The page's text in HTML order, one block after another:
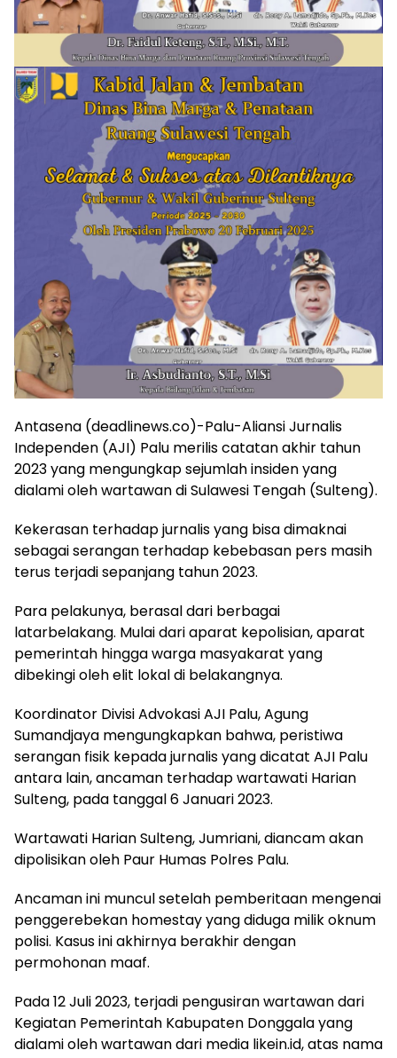
Antasena (deadlinews.co)-Palu-Aliansi Jurnalis
Independen (AJI) Palu merilis catatan akhir tahun
2023 yang mengungkap sejumlah insiden yang
dialami oleh wartawan di Sulawesi Tengah (Sulteng).
Kekerasan terhadap jurnalis yang bisa dimaknai
sebagai serangan terhadap kebebasan pers masih
terus terjadi sepanjang tahun 2023.
Para pelakunya, berasal dari berbagai
latarbelakang. Mulai dari aparat kepolisian, aparat
pemerintah hingga warga masyakarat yang
dibekingi oleh elit lokal di belakangnya.
Koordinator Divisi Advokasi AJI Palu, Agung
Sumandjaya mengungkapkan bahwa, peristiwa
serangan fisik kepada jurnalis yang dicatat AJI Palu
antara lain, ancaman terhadap wartawati Harian
Sulteng, pada tanggal 6 Januari 2023.
Wartawati Harian Sulteng, Jumriani, diancam akan
dipolisikan oleh Paur Humas Polres Palu.
Ancaman ini muncul setelah pemberitaan mengenai
penggerebekan homestay yang diduga milik oknum
polisi. Kasus ini akhirnya berakhir dengan
permohonan maaf.
Pada 12 Juli 2023, terjadi pengusiran wartawan dari
Kegiatan Pemerintah Kabupaten Donggala yang
dialami oleh wartawan dari media likein.id, atas nama